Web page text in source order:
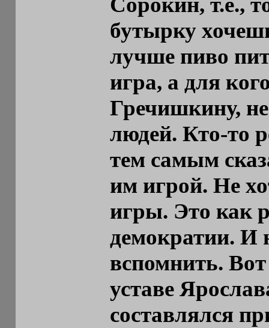
бутырку
лучше пиво
игра, а для
Гречишкину,
людей. Кто-то
тем самым
им игрой. Не
игры. Это как
демократии. И
вспомнить.
уставе
составлялся